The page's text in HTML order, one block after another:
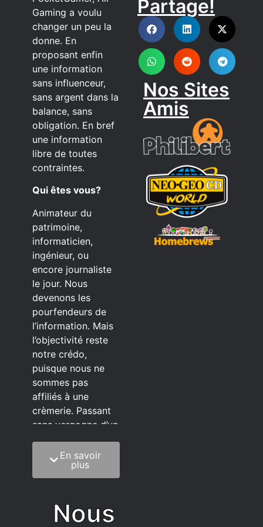
Gaming a voulu
changer un peu la
donne. En
proposant enfin
une information
sans influenceur,
sans argent dans la
balance, sans
obligation. En bref
une information
libre de toutes
contraintes.
Qui êtes vous?
Animateur du
patrimoine,
informaticien,
ingénieur, ou
encore journaliste
le jour. Nous
devenons les
pourfendeurs de
l’information. Mais
l’objectivité reste
notre crédo,
puisque nous ne
sommes pas
affiliés à une
crèmerie. Passant
sans vergogne d’un
C’est quoi notre
méthode?
sagesse de la
En savoir
plus
Nous
DISCORD
Partage!
Nos Sites
Amis